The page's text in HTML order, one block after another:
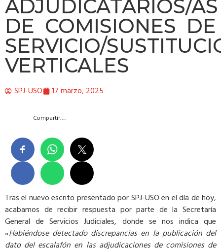
ADJUDICATARIOS/AS
DE COMISIONES DE
SERVICIO/
VERTICALES
SPJ-USO 17 marzo, 2025
Compartir….
Tras el nuevo escrito presentado por SPJ-USO en el día de hoy,
acabamos de recibir respuesta por parte de la Secretaría
General de Servicios Judiciales, donde se nos indica que
«Habiéndose detectado discrepancias en la publicación del
dato del escalafón en las adjudicaciones de comisiones de